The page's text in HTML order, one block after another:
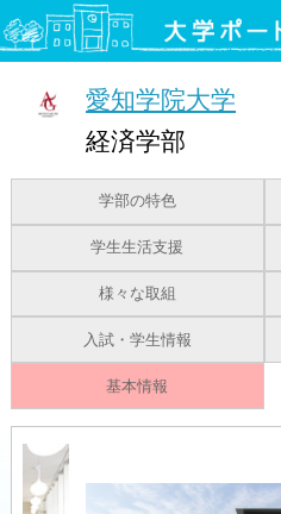
愛知学院大学
経済学部
学部の特色
学生生活支援
様々な取組
入試・学生情報
基本情報